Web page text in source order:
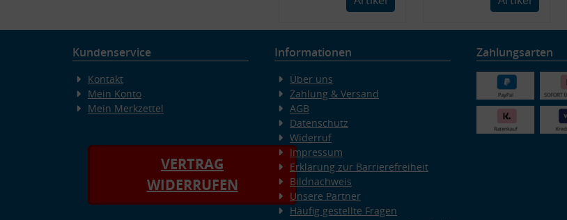
Kundenservice
Kontakt
Mein Konto
Mein Merkzettel
VERTRAG
WIDERRUFEN
Informationen
Über uns
Zahlung & Versand
AGB
Datenschutz
Widerruf
Impressum
Erklärung zur Barrierefreiheit
Bildnachweis
Unsere Partner
Häufig gestellte Fragen
Zahlungsarten